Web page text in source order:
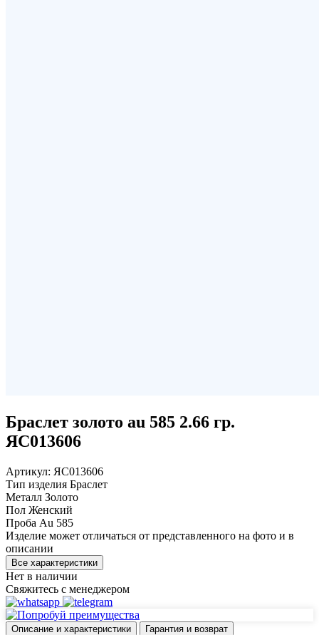
Браслет золото au 585 2.66 гр.
ЯС013606
Артикул: ЯС013606
Тип изделия Браслет
Металл Золото
Пол Женский
Проба Au 585
Изделие может отличаться от представленного на фото и в
описании
Все характеристики
Нет в наличии
Свяжитесь с менеджером
Описание и характеристики Гарантия и возврат